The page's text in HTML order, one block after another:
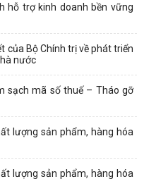
hỗ trợ kinh doanh bền vững
của Bộ Chính trị về phát triển
nước
sạch mã số thuế – Tháo gỡ
lượng sản phẩm, hàng hóa
lượng sản phẩm, hàng hóa